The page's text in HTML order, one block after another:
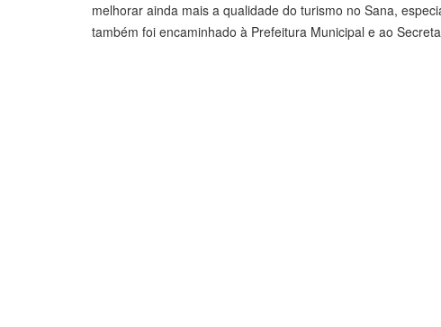
melhorar ainda mais a qualidade do turismo no Sana,
também foi encaminhado à Prefeitura Municipal e ao